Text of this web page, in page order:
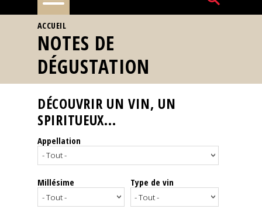
À
la
une
Reportages
Nos
Spiritueux
Notes
VOUS ÊTES ICI
ACCUEIL
NOTES DE
DÉGUSTATION
DÉCOUVRIR UN VIN, UN
SPIRITUEUX...
Appellation
Millésime Type de vin